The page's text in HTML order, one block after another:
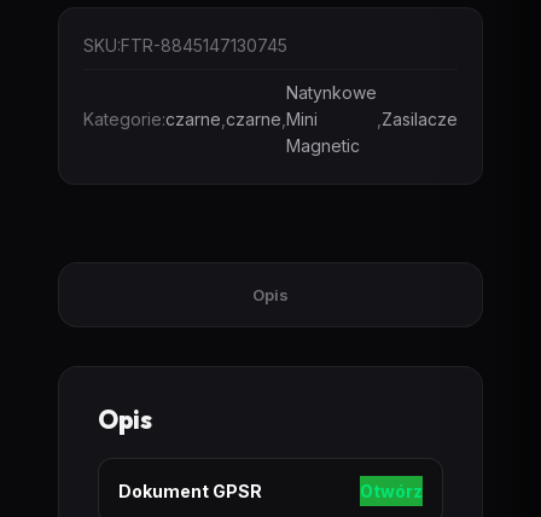
Magnetic
Czarny
SKU:FTR-8845147130745
Kategorie:czarne czarne
Natynkowe
Mini
Magnetic
Zasilacze
Opis
Opis
Dokument GPSR Otwórz